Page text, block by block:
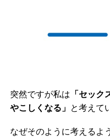
突然ですが私は 「セッ
やこしくなる」
と考えて
なぜそのように考えるよ